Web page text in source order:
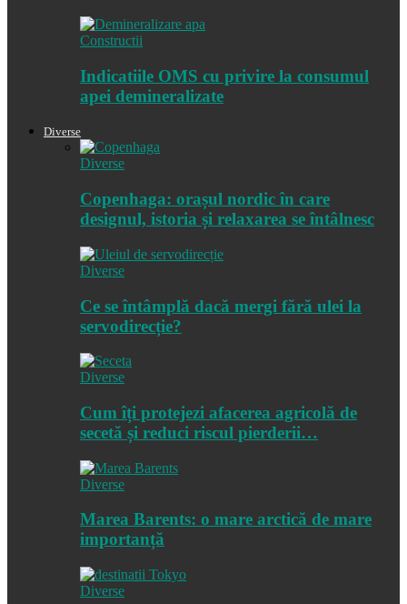
Constructii
Indicatiile OMS cu privire la consumul
apei demineralizate
Diverse
Diverse
Copenhaga: orașul nordic în care
designul, istoria și relaxarea se întâlnesc
Diverse
Ce se întâmplă dacă mergi fără ulei la
servodirecție?
Diverse
Cum îți protejezi afacerea agricolă de
secetă și reduci riscul pierderii…
Diverse
Marea Barents: o mare arctică de mare
importanță
Diverse